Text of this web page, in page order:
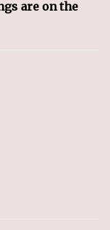
are on the